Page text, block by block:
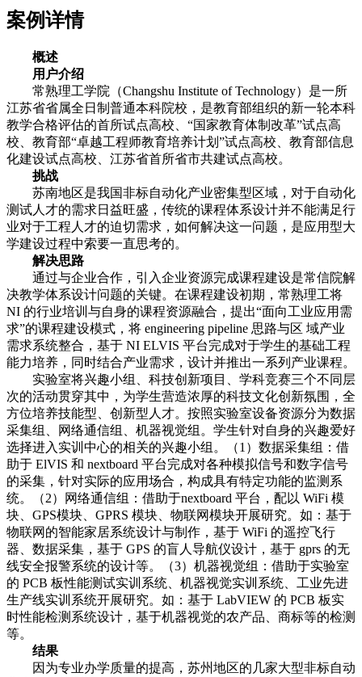
案例详情
概述
用户介绍
常熟理工学院（Changshu Institute of Technology）是一所
江苏省省属全日制普通本科院校，是教育部组织的新一轮本科
教学合格评估的首所试点高校、“国家教育体制改革”试点高
校、教育部“卓越工程师教育培养计划”试点高校、教育部信息
化建设试点高校、江苏省首所省市共建试点高校。
挑战
苏南地区是我国非标自动化产业密集型区域，对于自动化
测试人才的需求日益旺盛，传统的课程体系设计并不能满足行
业对于工程人才的迫切需求，如何解决这一问题，是应用型大
学建设过程中索要一直思考的。
解决思路
通过与企业合作，引入企业资源完成课程建设是常信院解
决教学体系设计问题的关键。在课程建设初期，常熟理工将
NI 的行业培训与自身的课程资源融合，提出“面向工业应用需
求”的课程建设模式，将 engineering pipeline 思路与区 域产业
需求系统整合，基于 NI ELVIS 平台完成对于学生的基础工程
能力培养，同时结合产业需求，设计并推出一系列产业课程。
实验室将兴趣小组、科技创新项目、学科竞赛三个不同层
次的活动贯穿其中，为学生营造浓厚的科技文化创新氛围，全
方位培养技能型、创新型人才。按照实验室设备资源分为数据
采集组、网络通信组、机器视觉组。学生针对自身的兴趣爱好
选择进入实训中心的相关的兴趣小组。（1）数据采集组：借
助于 ElVIS 和 nextboard 平台完成对各种模拟信号和数字信号
的采集，针对实际的应用场合，构成具有特定功能的监测系
统。（2）网络通信组：借助于nextboard 平台，配以 WiFi 模
块、GPS模块、GPRS 模块、物联网模块开展研究。如：基于
物联网的智能家居系统设计与制作，基于 WiFi 的遥控飞行
器、数据采集，基于 GPS 的盲人导航仪设计，基于 gprs 的无
线安全报警系统的设计等。（3）机器视觉组：借助于实验室
的 PCB 板性能测试实训系统、机器视觉实训系统、工业先进
生产线实训系统开展研究。如：基于 LabVIEW 的 PCB 板实
时性能检测系统设计，基于机器视觉的农产品、商标等的检测
等。
结果
因为专业办学质量的提高，苏州地区的几家大型非标自动